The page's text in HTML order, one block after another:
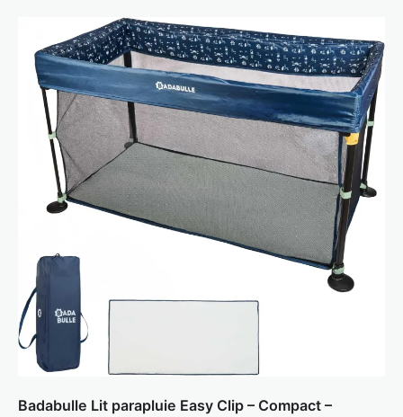
Badabulle Lit parapluie Easy Clip – Compact –